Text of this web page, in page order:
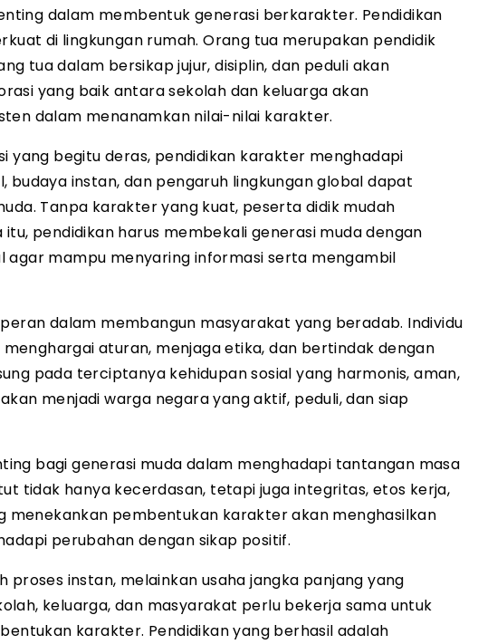
dalam membentuk generasi berkarakter. Pendidikan
di lingkungan rumah. Orang tua merupakan pendidik
tua dalam bersikap jujur, disiplin, dan peduli akan
yang baik antara sekolah dan keluarga akan
dalam menanamkan nilai-nilai karakter.
yang begitu deras, pendidikan karakter menghadapi
budaya instan, dan pengaruh lingkungan global dapat
Tanpa karakter yang kuat, peserta didik mudah
pendidikan harus membekali generasi muda dengan
mampu menyaring informasi serta mengambil
dalam membangun masyarakat yang beradab. Individu
aturan, menjaga etika, dan bertindak dengan
pada terciptanya kehidupan sosial yang harmonis, aman,
menjadi warga negara yang aktif, peduli, dan siap
bagi generasi muda dalam menghadapi tantangan masa
tidak hanya kecerdasan, tetapi juga integritas, etos kerja,
menekankan pembentukan karakter akan menghasilkan
perubahan dengan sikap positif.
instan, melainkan usaha jangka panjang yang
keluarga, dan masyarakat perlu bekerja sama untuk
karakter. Pendidikan yang berhasil adalah